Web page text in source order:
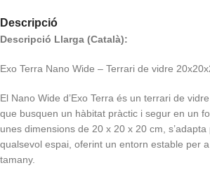
Descripció
Descripció Llarga (Català):
Exo Terra Nano Wide – Terrari de vidre
El Nano Wide d’Exo Terra és un terrari de
que busquen un hàbitat pràctic i segur en un
unes dimensions de 20 x 20 x 20 cm,
qualsevol espai, oferint un entorn estable per
tamany.